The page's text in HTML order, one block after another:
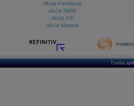
Akcie Facebook
Akcie BMW
Akcie GE
Akcie Moneta
Tvorba